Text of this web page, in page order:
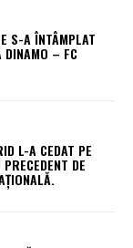
S-A ÎNTÂMPLAT
DINAMO – FC
L-A CEDAT PE
DE